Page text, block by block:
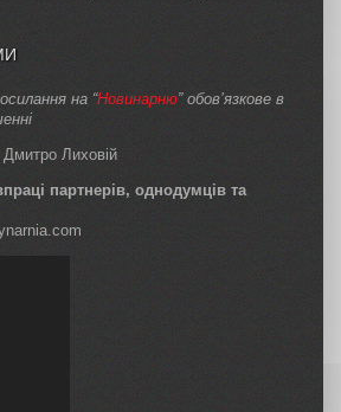
на “Новинарню” обов’язкове в
Дмитро Лиховій
партнерів, однодумців та